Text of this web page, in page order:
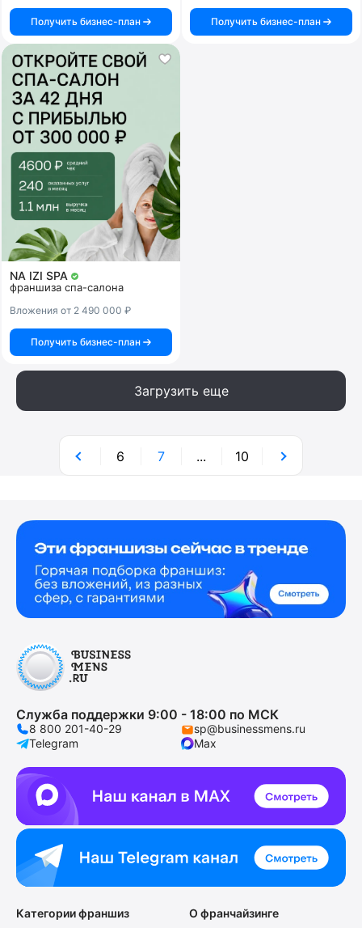
Получить бизнес-план Получить бизнес-план
NA IZI SPA
франшиза спа-салона
Вложения от 2 490 000 ₽
Получить бизнес-план
Загрузить еще
6 7 ... 10
Служба поддержки 9:00 - 18:00 по МСК
8 800 201-40-29
sp@businessmens.ru
Telegram
Max
Категории франшиз
О франчайзинге